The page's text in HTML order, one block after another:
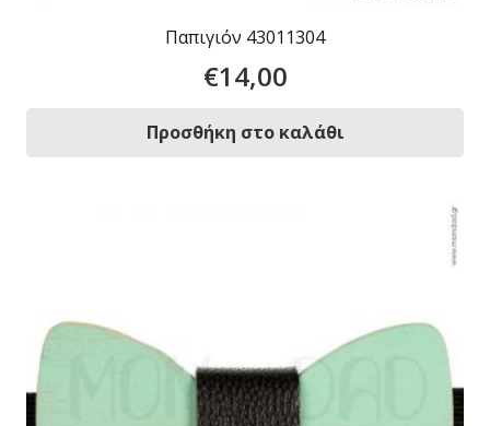
Παπιγιόν 43011304
€14,00
Προσθήκη στο καλάθι